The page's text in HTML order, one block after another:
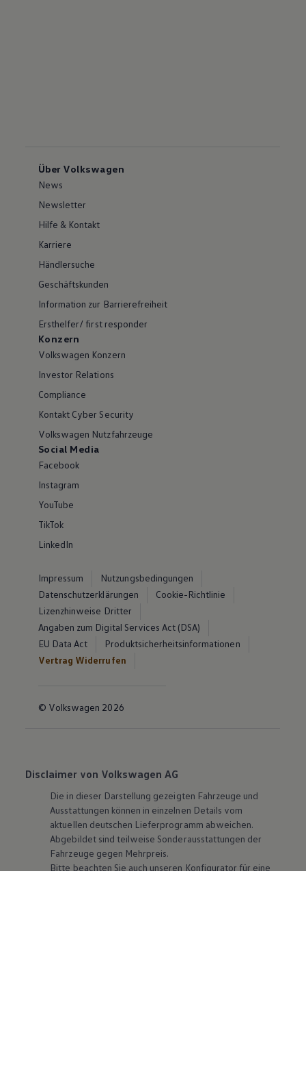
Über Volkswagen
News
Newsletter
Hilfe & Kontakt
Karriere
Händlersuche
Geschäftskunden
Information zur Barrierefreiheit
Ersthelfer/ first responder
Konzern
Volkswagen Konzern
Investor Relations
Compliance
Kontakt Cyber Security
Volkswagen Nutzfahrzeuge
Social Media
Facebook
Instagram
YouTube
TikTok
LinkedIn
Impressum
Nutzungsbedingungen
Datenschutzerklärungen
Cookie-Richtlinie
Lizenzhinweise Dritter
Angaben zum Digital Services Act (DSA)
EU Data Act
Produktsicherheitsinformationen
Vertrag Widerrufen
© Volkswagen 2026
Disclaimer von Volkswagen AG
Die in dieser Darstellung gezeigten Fahrzeuge und
Ausstattungen können in einzelnen Details vom
aktuellen deutschen Lieferprogramm abweichen.
Abgebildet sind teilweise Sonderausstattungen der
Fahrzeuge gegen Mehrpreis.
Bitte beachten Sie auch unseren Konfigurator für eine